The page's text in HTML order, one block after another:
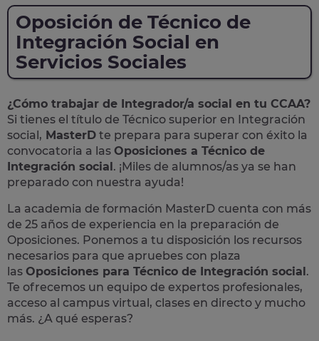
Oposición de Técnico de
Integración Social en
Servicios Sociales
¿Cómo trabajar de Integrador/a social en tu CCAA?
Si tienes el título de Técnico superior en Integración
social, MasterD te prepara para superar con éxito la
convocatoria a las Oposiciones a Técnico de
Integración social. ¡Miles de alumnos/as ya se han
preparado con nuestra ayuda!
La academia de formación MasterD cuenta con más
de 25 años de experiencia en la preparación de
Oposiciones. Ponemos a tu disposición los recursos
necesarios para que apruebes con plaza
las Oposiciones para Técnico de Integración social.
Te ofrecemos un equipo de expertos profesionales,
acceso al campus virtual, clases en directo y mucho
más. ¿A qué esperas?